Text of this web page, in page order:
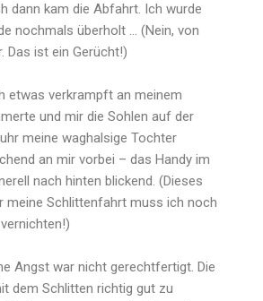
dann kam die Abfahrt. Ich wurde
nochmals überholt … (Nein, von
Das ist ein Gerücht!)
etwas verkrampft an meinem
und mir die Sohlen auf der
meine waghalsige Tochter
an mir vorbei – das Handy im
nach hinten blickend. (Dieses
meine Schlittenfahrt muss ich noch
Angst war nicht gerechtfertigt. Die
dem Schlitten richtig gut zu